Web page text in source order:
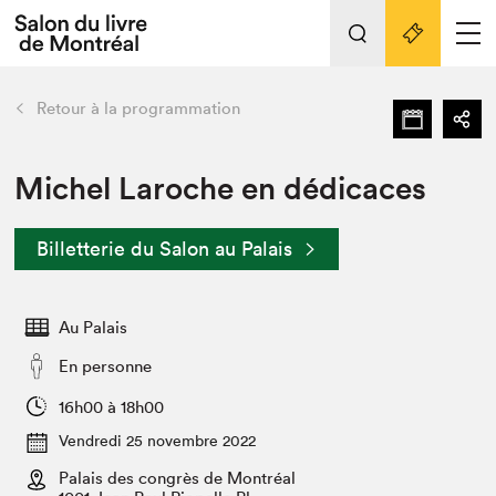
Espace médias
Espace exposant⋅e⋅s
Tout sur l'édition 2022
Actualités
Vidéos et Balados
Club de lecture Braindate
retour Nos activités
Édition 2022
Nous connaître
Projets partenaires 2022
Archives
Liens pratiques
Retour à la programmation
Michel Laroche en dédicaces
Billetterie du Salon au Palais
Au Palais
En personne
16h00 à 18h00
Vendredi 25 novembre 2022
Palais des congrès de Montréal